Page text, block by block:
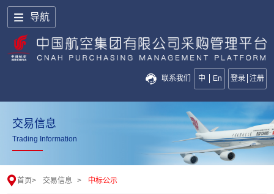
导航
联系我们 中 En 登录 注册
交易信息
Trading Information
首页> 交易信息 > 中标公示